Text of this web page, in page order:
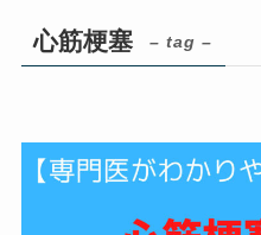
心筋梗塞 – tag –